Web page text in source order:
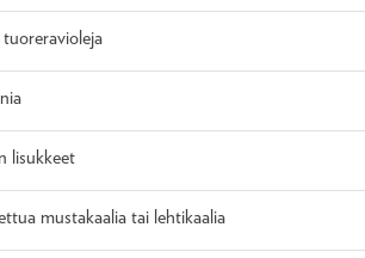
lisukkeet
mustakaalia tai lehtikaalia